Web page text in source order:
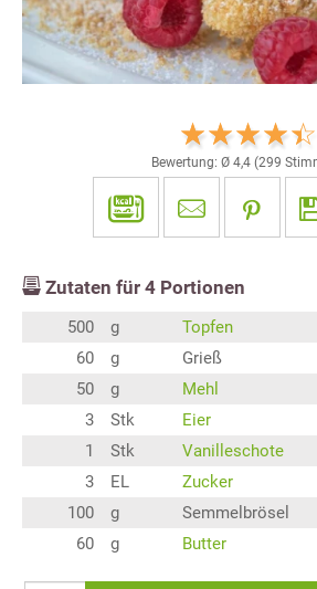
Bewertung: Ø 4,4 (299
Zutaten für 4 Portionen
500 g
Topfen
60
g
Grieß
50
g
Mehl
3
Stk
Eier
1
Stk
Vanilleschote
3
EL
Zucker
100
g
Semmelbrösel
60
g Butter